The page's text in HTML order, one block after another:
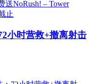
小时营救+撤离射击